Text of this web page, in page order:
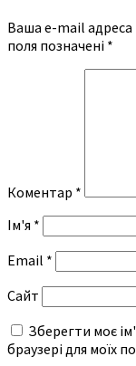
Ваша e-mail
поля позначені *
Коментар *
Ім'я *
Email *
Сайт
Зберегти моє
браузері для моїх